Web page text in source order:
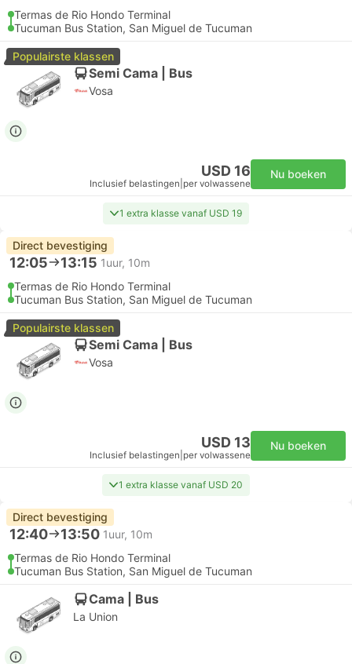
Termas de Rio Hondo Terminal
Tucuman Bus Station, San Miguel de Tucuman
Populairste klassen
Semi Cama | Bus
Vosa
USD 16
Inclusief belastingen per volwassene
Nu boeken
1 extra klasse vanaf USD 19
Direct bevestiging
12:05 13:15 1uur, 10m
Termas de Rio Hondo Terminal
Tucuman Bus Station, San Miguel de Tucuman
Populairste klassen
Semi Cama | Bus
Vosa
USD 13
Inclusief belastingen per volwassene
Nu boeken
1 extra klasse vanaf USD 20
Direct bevestiging
12:40 13:50 1uur, 10m
Termas de Rio Hondo Terminal
Tucuman Bus Station, San Miguel de Tucuman
Cama | Bus
La Union